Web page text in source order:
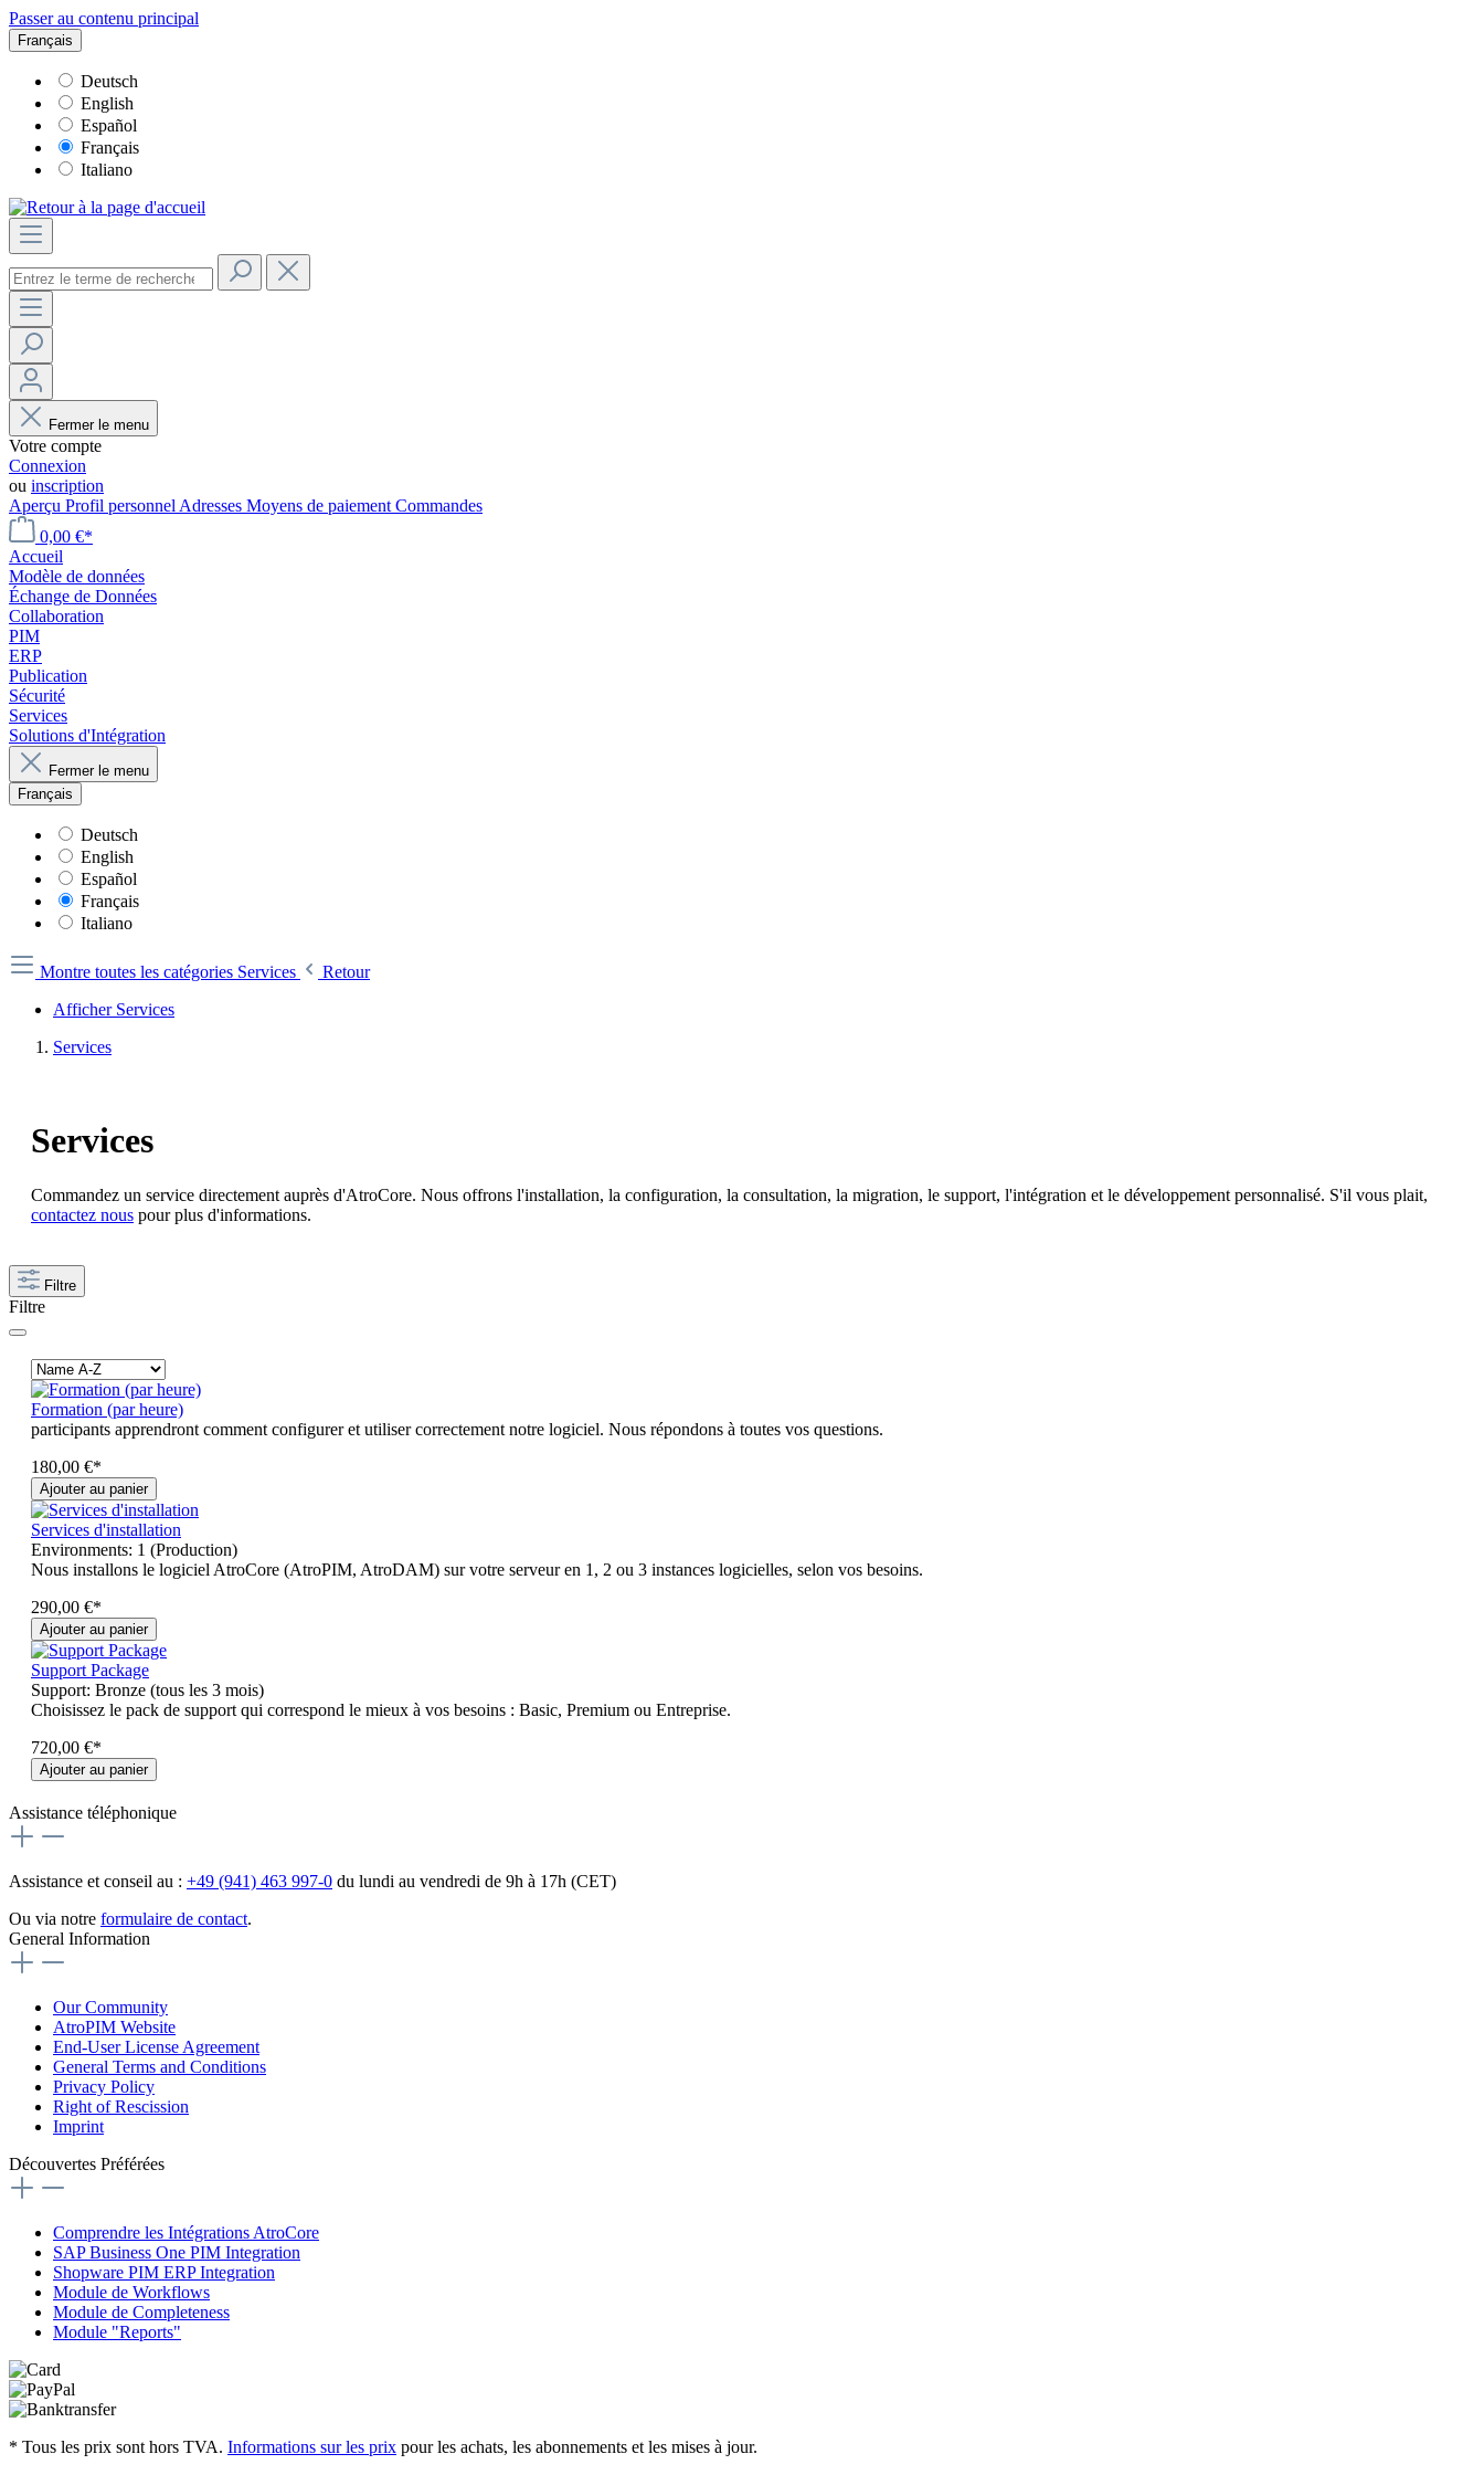
Passer au contenu principal
Français
Deutsch
English
Español
Français
Italiano
Fermer le menu
Votre compte
Connexion
ou inscription
Aperçu Profil personnel Adresses Moyens de paiement Commandes
0,00 €*
Accueil
Modèle de données
Échange de Données
Collaboration
PIM
ERP
Publication
Sécurité
Services
Solutions d'Intégration
Fermer le menu
Français
Deutsch
English
Español
Français
Italiano
Montre toutes les catégories Services
Retour
Afficher Services
Services
Services
Commandez un service directement auprès d'AtroCore. Nous offrons l'installation, la configuration, la consultation, la migration, le support, l'intégration et le développement personnalisé. S'il vous plait,
contactez nous pour plus d'informations.
Filtre
Filtre
Formation (par heure)
participants apprendront comment configurer et utiliser correctement notre logiciel. Nous répondons à toutes vos questions.
180,00 €*
Ajouter au panier
Services d'installation
Environments: 1 (Production)
Nous installons le logiciel AtroCore (AtroPIM, AtroDAM) sur votre serveur en 1, 2 ou 3 instances logicielles, selon vos besoins.
290,00 €*
Ajouter au panier
Support Package
Support: Bronze (tous les 3 mois)
Choisissez le pack de support qui correspond le mieux à vos besoins : Basic, Premium ou Entreprise.
720,00 €*
Ajouter au panier
Assistance téléphonique
Assistance et conseil au : +49 (941) 463 997-0 du lundi au vendredi de 9h à 17h (CET)
Ou via notre formulaire de contact.
General Information
Our Community
AtroPIM Website
End-User License Agreement
General Terms and Conditions
Privacy Policy
Right of Rescission
Imprint
Découvertes Préférées
Comprendre les Intégrations AtroCore
SAP Business One PIM Integration
Shopware PIM ERP Integration
Module de Workflows
Module de Completeness
Module "Reports"
* Tous les prix sont hors TVA. Informations sur les prix pour les achats, les abonnements et les mises à jour.